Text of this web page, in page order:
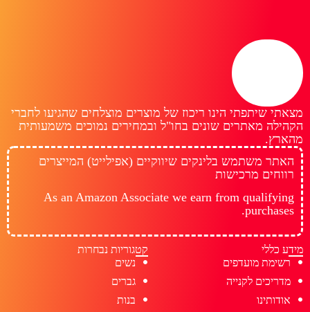
מצאתי שיתפתי הינו ריכוז של מוצרים מוצלחים שהגיעו לחברי
הקהילה מאתרים שונים בחו"ל ובמחירים נמוכים משמעותית
מהארץ.
האתר משתמש בלינקים שיווקיים (אפילייט) המייצרים
רווחים מרכישות
As an Amazon Associate we earn from qualifying
purchases.
מידע כללי
רשימת מועדפים
מדריכים לקנייה
אודותינו
קטגוריות נבחרות
נשים
גברים
בנות